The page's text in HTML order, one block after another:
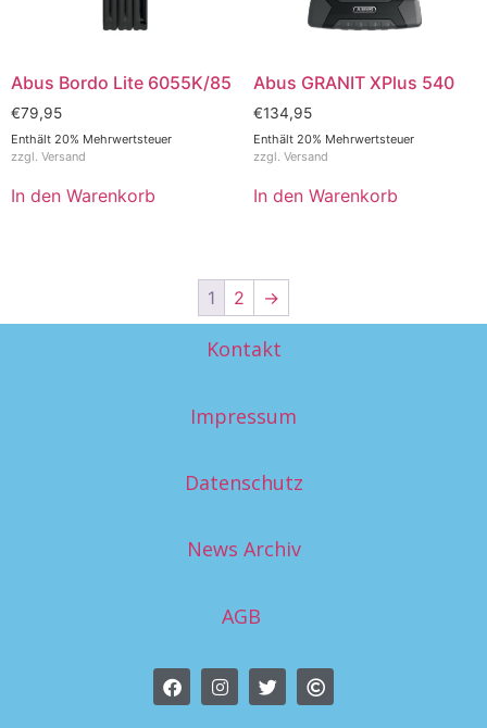
Abus Bordo Lite 6055K/85
€79,95
Enthält 20% Mehrwertsteuer
zzgl. Versand
In den Warenkorb
Abus GRANIT XPlus 540
€134,95
Enthält 20% Mehrwertsteuer
zzgl. Versand
In den Warenkorb
1 2 →
Kontakt
Impressum
Datenschutz
News Archiv
AGB